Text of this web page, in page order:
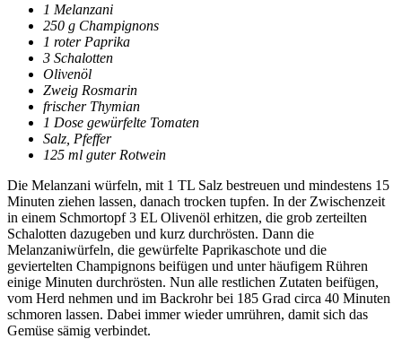
1 Melanzani
250 g Champignons
1 roter Paprika
3 Schalotten
Olivenöl
Zweig Rosmarin
frischer Thymian
1 Dose gewürfelte Tomaten
Salz, Pfeffer
125 ml guter Rotwein
Die Melanzani würfeln, mit 1 TL Salz bestreuen und mindestens 15
Minuten ziehen lassen, danach trocken tupfen. In der Zwischenzeit
in einem Schmortopf 3 EL Olivenöl erhitzen, die grob zerteilten
Schalotten dazugeben und kurz durchrösten. Dann die
Melanzaniwürfeln, die gewürfelte Paprikaschote und die
geviertelten Champignons beifügen und unter häufigem Rühren
einige Minuten durchrösten. Nun alle restlichen Zutaten beifügen,
vom Herd nehmen und im Backrohr bei 185 Grad circa 40 Minuten
schmoren lassen. Dabei immer wieder umrühren, damit sich das
Gemüse sämig verbindet.